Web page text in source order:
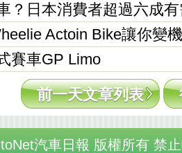
？日本消費者超過六成
Actoin Bike讓你變
賽車GP Limo
前一天文章列表
汽車日報 版權所有 禁